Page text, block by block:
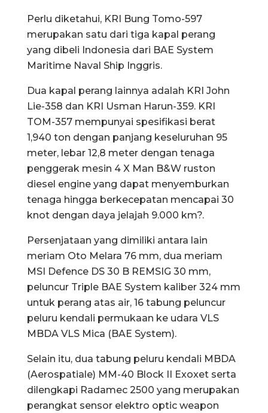
Perlu diketahui, KRI Bung Tomo-597
merupakan satu dari tiga kapal perang
yang dibeli Indonesia dari BAE System
Maritime Naval Ship Inggris.
Dua kapal perang lainnya adalah KRI John
Lie-358 dan KRI Usman Harun-359. KRI
TOM-357 mempunyai spesifikasi berat
1,940 ton dengan panjang keseluruhan 95
meter, lebar 12,8 meter dengan tenaga
penggerak mesin 4 X Man B&W ruston
diesel engine yang dapat menyemburkan
tenaga hingga berkecepatan mencapai 30
knot dengan daya jelajah 9.000 km?.
Persenjataan yang dimiliki antara lain
meriam Oto Melara 76 mm, dua meriam
MSI Defence DS 30 B REMSIG 30 mm,
peluncur Triple BAE System kaliber 324 mm
untuk perang atas air, 16 tabung peluncur
peluru kendali permukaan ke udara VLS
MBDA VLS Mica (BAE System).
Selain itu, dua tabung peluru kendali MBDA
(Aerospatiale) MM-40 Block II Exoxet serta
dilengkapi Radamec 2500 yang merupakan
perangkat sensor elektro optic weapon